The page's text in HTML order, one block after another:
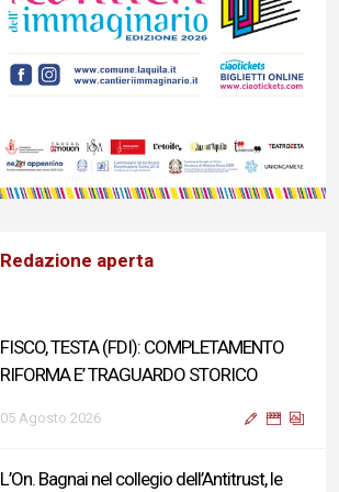
Redazione aperta
FISCO, TESTA (FDI): COMPLETAMENTO
RIFORMA E’ TRAGUARDO STORICO
05 Agosto 2026
L’On. Bagnai nel collegio dell’Antitrust, le